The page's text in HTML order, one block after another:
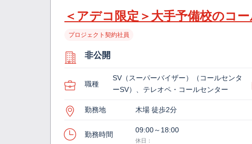
＜アデコ限定＞大手予備校のコ
プロジェクト契約社員
非公開
職種
SV（スーパーバイザー）（コールセンタ
ーSV）、テレオペ・コールセンター
勤務地 木場 徒歩2分
勤務時間
09:00～18:00
休日：